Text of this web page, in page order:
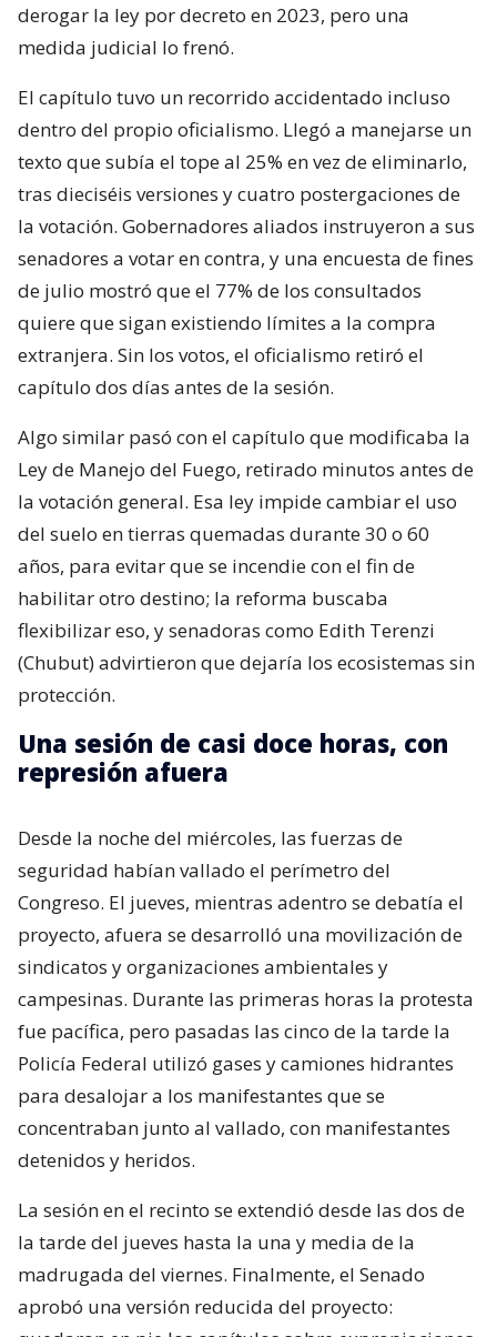
derogar la ley por decreto en 2023, pero una
medida judicial lo frenó.
El capítulo tuvo un recorrido accidentado incluso
dentro del propio oficialismo. Llegó a manejarse un
texto que subía el tope al 25% en vez de eliminarlo,
tras dieciséis versiones y cuatro postergaciones de
la votación. Gobernadores aliados instruyeron a sus
senadores a votar en contra, y una encuesta de fines
de julio mostró que el 77% de los consultados
quiere que sigan existiendo límites a la compra
extranjera. Sin los votos, el oficialismo retiró el
capítulo dos días antes de la sesión.
Algo similar pasó con el capítulo que modificaba la
Ley de Manejo del Fuego, retirado minutos antes de
la votación general. Esa ley impide cambiar el uso
del suelo en tierras quemadas durante 30 o 60
años, para evitar que se incendie con el fin de
habilitar otro destino; la reforma buscaba
flexibilizar eso, y senadoras como Edith Terenzi
(Chubut) advirtieron que dejaría los ecosistemas sin
protección.
Una sesión de casi doce horas, con
represión afuera
Desde la noche del miércoles, las fuerzas de
seguridad habían vallado el perímetro del
Congreso. El jueves, mientras adentro se debatía el
proyecto, afuera se desarrolló una movilización de
sindicatos y organizaciones ambientales y
campesinas. Durante las primeras horas la protesta
fue pacífica, pero pasadas las cinco de la tarde la
Policía Federal utilizó gases y camiones hidrantes
para desalojar a los manifestantes que se
concentraban junto al vallado, con manifestantes
detenidos y heridos.
La sesión en el recinto se extendió desde las dos de
la tarde del jueves hasta la una y media de la
madrugada del viernes. Finalmente, el Senado
aprobó una versión reducida del proyecto: